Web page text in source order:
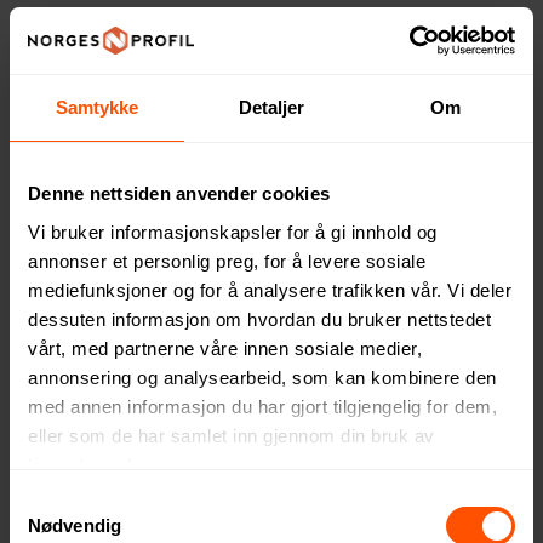
Samtykke Detaljer Om
Denne nettsiden anvender cookies
Vi bruker informasjonskapsler for å gi innhold og
annonser et personlig preg, for å levere sosiale
mediefunksjoner og for å analysere trafikken vår. Vi deler
dessuten informasjon om hvordan du bruker nettstedet
vårt, med partnerne våre innen sosiale medier,
annonsering og analysearbeid, som kan kombinere den
med annen informasjon du har gjort tilgjengelig for dem,
eller som de har samlet inn gjennom din bruk av
Nødvendig
Esmo Metall Evighetspenn
med Multifunksjoner
40.95 NOK
Corsica Sett med
Fargeblyanter i Resirkulert
Pappeske av Petuniafrø
22.40 NOK